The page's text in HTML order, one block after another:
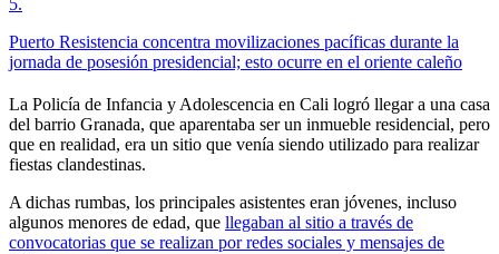
Puerto Resistencia concentra movilizaciones pacíficas durante la
jornada de posesión presidencial; esto ocurre en el oriente caleño
La Policía de Infancia y Adolescencia en Cali logró llegar a una casa
del barrio Granada, que aparentaba ser un inmueble residencial, pero
que en realidad, era un sitio que venía siendo utilizado para realizar
fiestas clandestinas.
A dichas rumbas, los principales asistentes eran jóvenes, incluso
algunos menores de edad, que llegaban al sitio a través de
convocatorias que se realizan por redes sociales y mensajes de